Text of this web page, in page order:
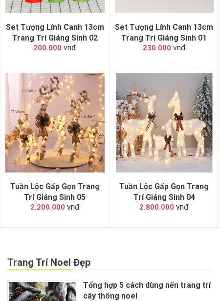
Set Tượng Lính Canh 13cm
Trang Trí Giáng Sinh 02
200.000 vnđ
Set Tượng Lính Canh 13cm
Trang Trí Giáng Sinh 01
230.000 vnđ
Tuần Lộc Gấp Gọn Trang
Trí Giáng Sinh 05
2.200.000 vnđ
Tuần Lộc Gấp Gọn Trang
Trí Giáng Sinh 04
2.800.000 vnđ
Trang Trí Noel Đẹp
Tổng hợp 5 cách dùng nến trang trí
cây thông noel